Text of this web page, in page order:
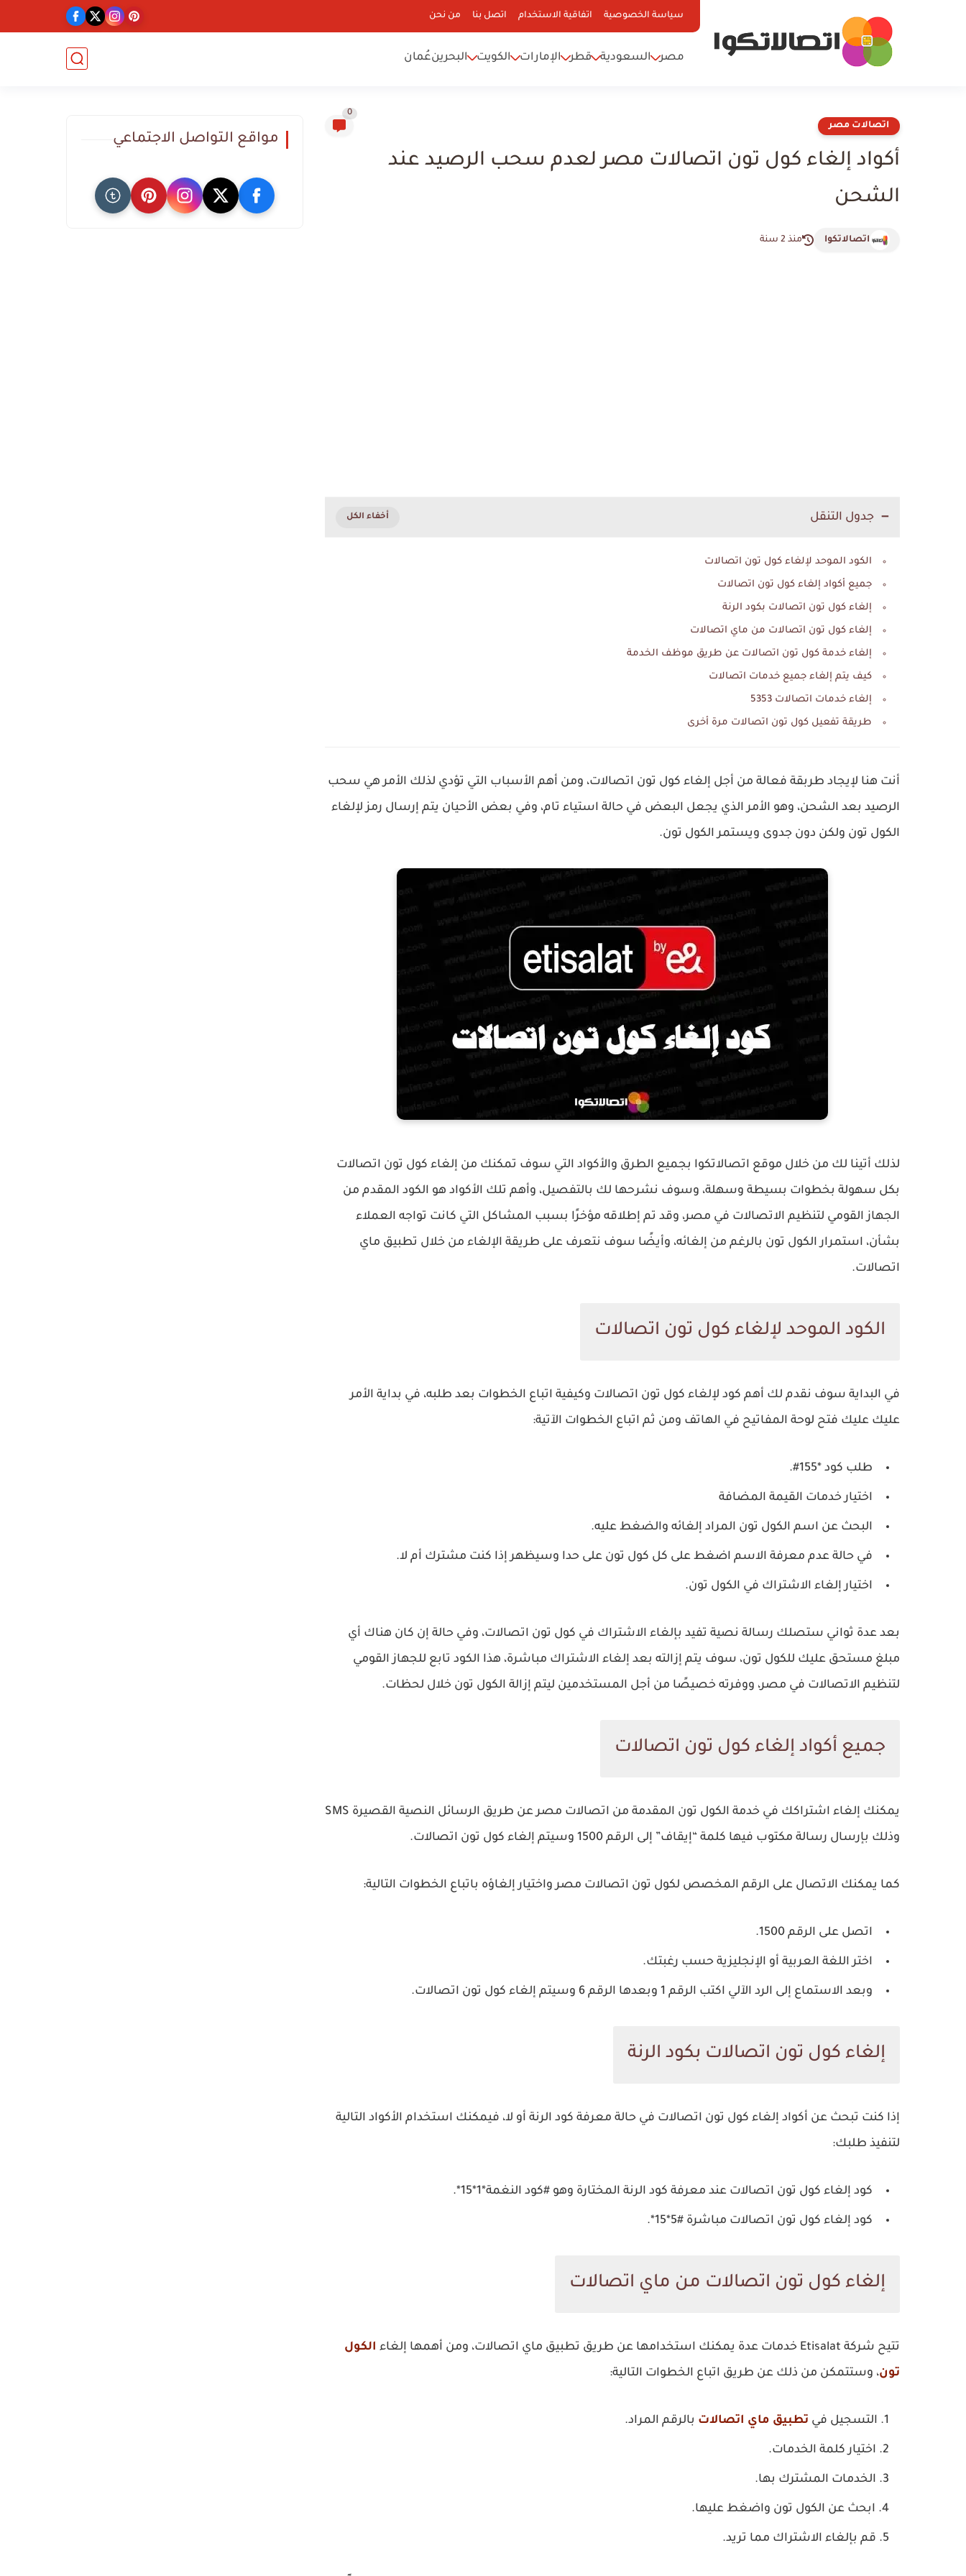
سياسة الخصوصية اتفاقية الاستخدام اتصل بنا من نحن
مصر السعودية قطر الإمارات الكويت البحرينعُمان
اتصالات مصر
0
أكواد إلغاء كول تون اتصالات مصر لعدم سحب الرصيد عند
الشحن
اتصالاتكوا منذ 2 سنة
جدول التنقل
الكود الموحد لإلغاء كول تون اتصالات
جميع أكواد إلغاء كول تون اتصالات
إلغاء كول تون اتصالات بكود الرنة
إلغاء كول تون اتصالات من ماي اتصالات
إلغاء خدمة كول تون اتصالات عن طريق موظف الخدمة
كيف يتم إلغاء جميع خدمات اتصالات
إلغاء خدمات اتصالات 5353
طريقة تفعيل كول تون اتصالات مرة أخرى
أنت هنا لإيجاد طربقة فعالة من أجل إلغاء كول تون اتصالات، ومن أهم الأسباب التي تؤدي لذلك الأمر هي سحب
الرصيد بعد الشحن، وهو الأمر الذي يجعل البعض في حالة استياء تام، وفي بعض الأحيان يتم إرسال رمز لإلغاء
الكول تون ولكن دون جدوى ويستمر الكول تون.
لذلك أتينا لك من خلال موقع اتصالاتكوا بجميع الطرق والأكواد التي سوف تمكنك من إلغاء كول تون اتصالات
بكل سهولة بخطوات بسيطة وسهلة، وسوف نشرحها لك بالتفصيل، وأهم تلك الأكواد هو الكود المقدم من
الجهاز القومي لتنظيم الاتصالات في مصر، وقد تم إطلاقه مؤخرًا بسبب المشاكل التي كانت تواجه العملاء
بشأن، استمرار الكول تون بالرغم من إلغائه، وأيضًا سوف نتعرف على طريقة الإلغاء من خلال تطبيق ماي
اتصالات.
الكود الموحد لإلغاء كول تون اتصالات
في البداية سوف نقدم لك أهم كود لإلغاء كول تون اتصالات وكيفية اتباع الخطوات بعد طلبه، في بداية الأمر
عليك عليك فتح لوحة المفاتيح في الهاتف ومن ثم اتباع الخطوات الآتية:
طلب كود *155#.
اختيار خدمات القيمة المضافة
البحث عن اسم الكول تون المراد إلغائه والضغط عليه.
في حالة عدم معرفة الاسم اضغط على كل كول تون على حدا وسيظهر إذا كنت مشترك أم لا.
اختيار إلغاء الاشتراك في الكول تون.
بعد عدة ثواني ستصلك رسالة نصية تفيد بإلغاء الاشتراك في كول تون اتصالات، وفي حالة إن كان هناك أي
مبلغ مستحق عليك للكول تون، سوف يتم إزالته بعد إلغاء الاشتراك مباشرة، هذا الكود تابع للجهاز القومي
لتنظيم الاتصالات في مصر، ووفرته خصيصًا من أجل المستخدمين ليتم إزالة الكول تون خلال لحظات.
جميع أكواد إلغاء كول تون اتصالات
يمكنك إلغاء اشتراكك في خدمة الكول تون المقدمة من اتصالات مصر عن طريق الرسائل النصية القصيرة SMS
وذلك بإرسال رسالة مكتوب فيها كلمة “إيقاف” إلى الرقم 1500 وسيتم إلغاء كول تون اتصالات.
كما يمكنك الاتصال على الرقم المخصص لكول تون اتصالات مصر واختيار إلغاؤه باتباع الخطوات التالية:
اتصل على الرقم 1500.
اختر اللغة العربية أو الإنجليزية حسب رغبتك.
وبعد الاستماع إلى الرد الآلي اكتب الرقم 1 وبعدها الرقم 6 وسيتم إلغاء كول تون اتصالات.
إلغاء كول تون اتصالات بكود الرنة
إذا كنت تبحث عن أكواد إلغاء كول تون اتصالات في حالة معرفة كود الرنة أو لا، فيمكنك استخدام الأكواد التالية
لتنفيذ طلبك:
كود إلغاء كول تون اتصالات عند معرفة كود الرنة المختارة وهو #كود النغمة*1*15*.
كود إلغاء كول تون اتصالات مباشرة #5*15*.
إلغاء كول تون اتصالات من ماي اتصالات
تتيح شركة Etisalat خدمات عدة يمكنك استخدامها عن طريق تطبيق ماي اتصالات، ومن أهمها إلغاء
الكول
تون، وستتمكن من ذلك عن طريق اتباع الخطوات التالية:
التسجيل في تطبيق ماي اتصالات بالرقم المراد.
اختيار كلمة الخدمات.
الخدمات المشترك بها.
ابحث عن الكول تون واضغط عليها.
قم بإلغاء الاشتراك مما تريد.
مواقع التواصل الاجتماعي